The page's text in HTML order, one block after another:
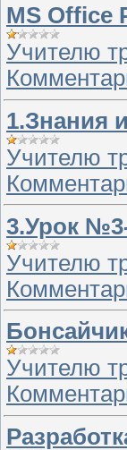
MS Office
Учителю
1.Знания
Учителю
3.Урок
Учителю
Учителю